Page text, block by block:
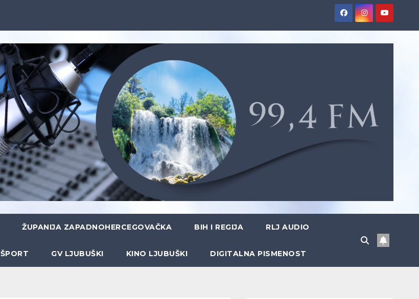
ŽUPANIJA ZAPADNOHERCEGOVAČKA BIH I REGIJA RLJ AUDIO
ŠPORT GV LJUBUŠKI KINO LJUBUŠKI DIGITALNA PISMENOST